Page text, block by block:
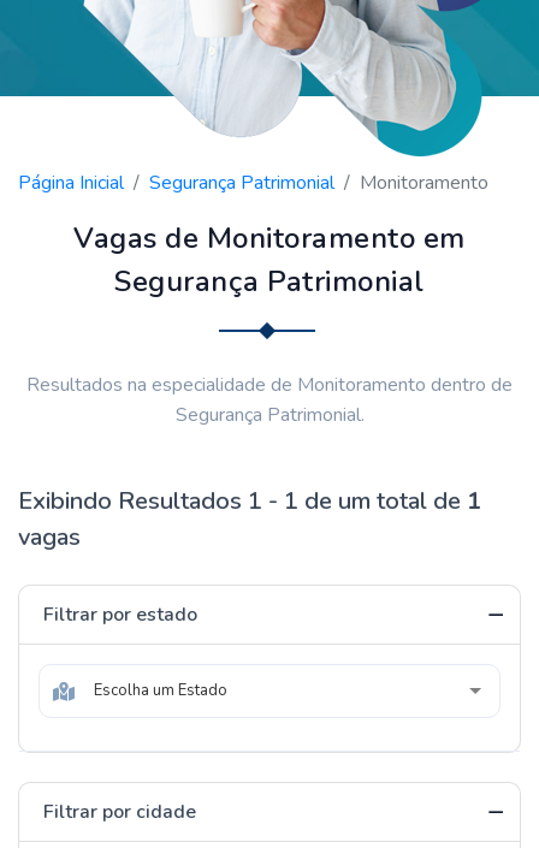
Página Inicial Segurança Patrimonial Monitoramento
Vagas de Monitoramento em
Segurança Patrimonial
Resultados na especialidade de Monitoramento dentro de
Segurança Patrimonial.
Exibindo Resultados 1 - 1 de um total de 1
vagas
Filtrar por estado
Escolha um Estado
Filtrar por cidade